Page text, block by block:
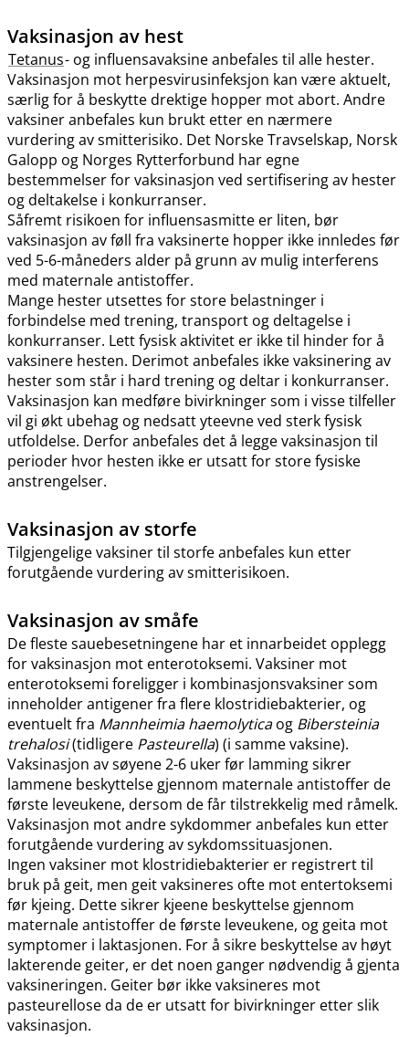
Vaksinasjon av hest
Tetanus- og influensavaksine anbefales til alle hester.
Vaksinasjon mot herpesvirusinfeksjon kan være aktuelt,
særlig for å beskytte drektige hopper mot abort. Andre
vaksiner anbefales kun brukt etter en nærmere
vurdering av smitterisiko. Det Norske Travselskap, Norsk
Galopp og Norges Rytterforbund har egne
bestemmelser for vaksinasjon ved sertifisering av hester
og deltakelse i konkurranser.
Såfremt risikoen for influensasmitte er liten, bør
vaksinasjon av føll fra vaksinerte hopper ikke innledes før
ved 5-6-måneders alder på grunn av mulig interferens
med maternale antistoffer.
Mange hester utsettes for store belastninger i
forbindelse med trening, transport og deltagelse i
konkurranser. Lett fysisk aktivitet er ikke til hinder for å
vaksinere hesten. Derimot anbefales ikke vaksinering av
hester som står i hard trening og deltar i konkurranser.
Vaksinasjon kan medføre bivirkninger som i visse tilfeller
vil gi økt ubehag og nedsatt yteevne ved sterk fysisk
utfoldelse. Derfor anbefales det å legge vaksinasjon til
perioder hvor hesten ikke er utsatt for store fysiske
anstrengelser.
Vaksinasjon av storfe
Tilgjengelige vaksiner til storfe anbefales kun etter
forutgående vurdering av smitterisikoen.
Vaksinasjon av småfe
De fleste sauebesetningene har et innarbeidet opplegg
for vaksinasjon mot enterotoksemi. Vaksiner mot
enterotoksemi foreligger i kombinasjonsvaksiner som
inneholder antigener fra flere klostridiebakterier, og
eventuelt fra Mannheimia haemolyticaog Bibersteinia
trehalosi(tidligere Pasteurella) (i samme vaksine).
Vaksinasjon av søyene 2-6 uker før lamming sikrer
lammene beskyttelse gjennom maternale antistoffer de
første leveukene, dersom de får tilstrekkelig med råmelk.
Vaksinasjon mot andre sykdommer anbefales kun etter
forutgående vurdering av sykdomssituasjonen.
Ingen vaksiner mot klostridiebakterier er registrert til
bruk på geit, men geit vaksineres ofte mot entertoksemi
før kjeing. Dette sikrer kjeene beskyttelse gjennom
maternale antistoffer de første leveukene, og geita mot
symptomer i laktasjonen. For å sikre beskyttelse av høyt
lakterende geiter, er det noen ganger nødvendig å gjenta
vaksineringen. Geiter bør ikke vaksineres mot
pasteurellose da de er utsatt for bivirkninger etter slik
vaksinasjon.